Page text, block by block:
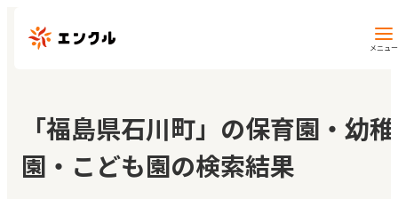
メニュー
保育園・幼稚園を探す
地図から探す
「福島県石川町」の保育園・幼稚
園・こども園の検索結果